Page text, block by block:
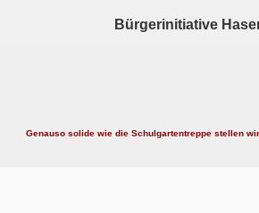
Bürgerinitiative
Genauso solide wie die Schulgartentreppe stellen